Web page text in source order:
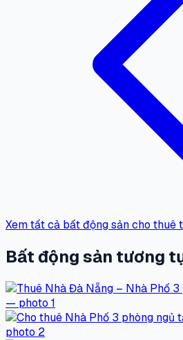
Xem tất cả bất động sản cho thuê
Bất động sản tương